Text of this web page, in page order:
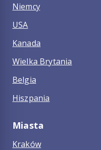
Niemcy
USA
Kanada
Wielka Brytania
Belgia
Hiszpania
Miasta
Kraków